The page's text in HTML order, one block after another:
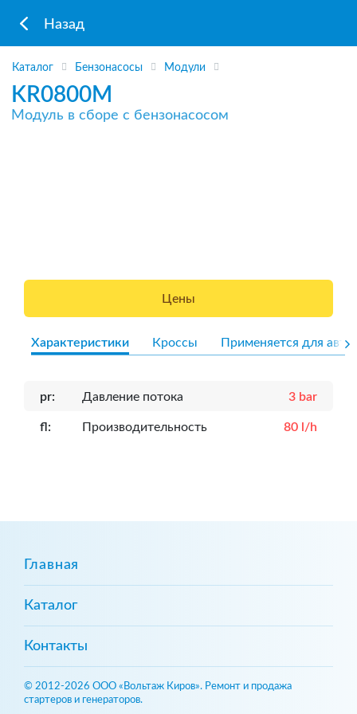
Назад
Каталог Бензонасосы Модули
KR0800M
Модуль в сборе с бензонасосом
Цены
Характеристики Кроссы Применяется для авто
pr: Давление потока 3 bar
fl: Производительность 80 l/h
Главная
Каталог
Контакты
© 2012-2026 ООО «Вольтаж Киров». Ремонт и продажа
стартеров и генераторов.